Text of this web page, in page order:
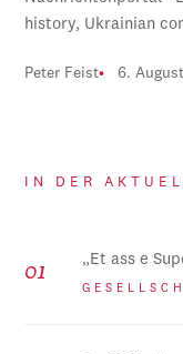
history, Ukrainian
Peter Feist 6.
IN DER
„Et ass e